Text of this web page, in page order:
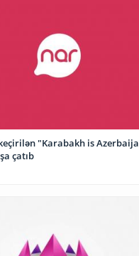
"Karabakh is
çatıb